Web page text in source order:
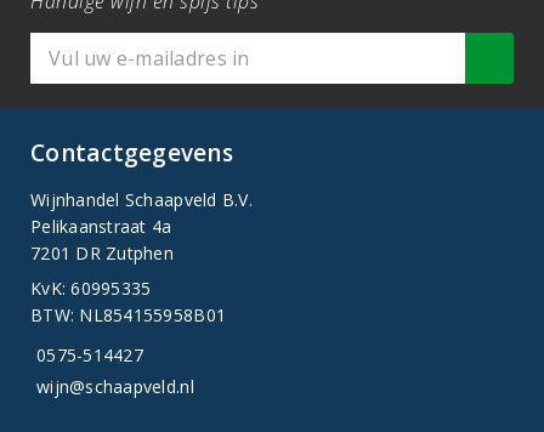
Contactgegevens
Wijnhandel Schaapveld B.V.
Pelikaanstraat 4a
7201 DR Zutphen
KvK: 60995335
BTW: NL854155958B01
0575-514427
wijn@schaapveld.nl